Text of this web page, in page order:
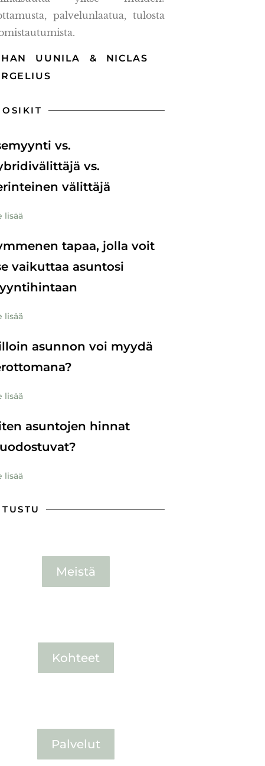
palvelunlaatua, tulosta
UUNILA & NICLAS
vs.
vs.
välittäjä
lisää
tapaa, jolla voit
vaikuttaa asuntosi
lisää
asunnon voi myydä
lisää
asuntojen hinnat
lisää
Meistä
Kohteet
Palvelut